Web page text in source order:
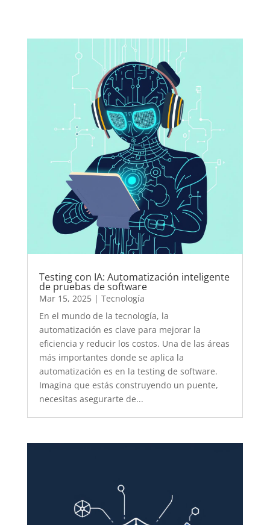
Testing con IA: Automatización inteligente
de pruebas de software
Mar 15, 2025| Tecnología
En el mundo de la tecnología, la
automatización es clave para mejorar la
eficiencia y reducir los costos. Una de las áreas
más importantes donde se aplica la
automatización es en la testing de software.
Imagina que estás construyendo un puente,
necesitas asegurarte de...